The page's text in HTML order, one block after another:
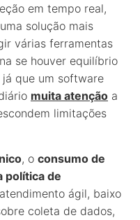
em tempo real,
solução mais
várias ferramentas
se houver equilíbrio
que um software
muita atenção a
limitações
, o consumo de
política de
ágil, baixo
coleta de dados,